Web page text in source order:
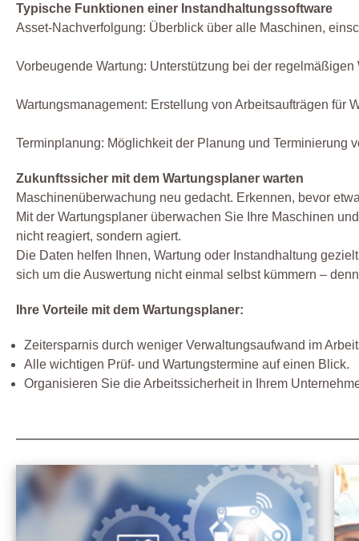
Typische Funktionen einer Instandhaltungssoftware
Asset-Nachverfolgung: Überblick über alle Maschinen,
Vorbeugende Wartung: Unterstützung bei der
Wartungsmanagement: Erstellung von Arbeitsaufträgen für
Terminplanung: Möglichkeit der Planung und Terminierung
Zukunftssicher mit dem Wartungsplaner warten
Maschinenüberwachung neu gedacht. Erkennen, bevor
Mit der Wartungsplaner überwachen Sie Ihre Maschinen
nicht reagiert, sondern agiert.
Die Daten helfen Ihnen, Wartung oder Instandhaltung
sich um die Auswertung nicht einmal selbst kümmern –
Ihre Vorteile mit dem Wartungsplaner:
Zeitersparnis durch weniger Verwaltungsaufwand im
Alle wichtigen Prüf- und Wartungstermine auf einen Blick.
Organisieren Sie die Arbeitssicherheit in Ihrem